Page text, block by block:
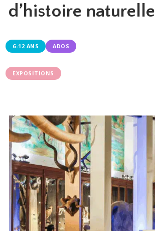
d’histoire naturelle
6-12 ANS ADOS
EXPOSITIONS